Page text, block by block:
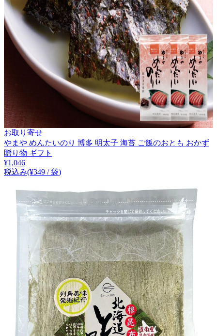
お取り寄せ
やまや めんたいのり 博多 明太子 海苔 ご飯のおとも おかず
贈り物 ギフト
¥1,046
税込み(¥349 / 袋)